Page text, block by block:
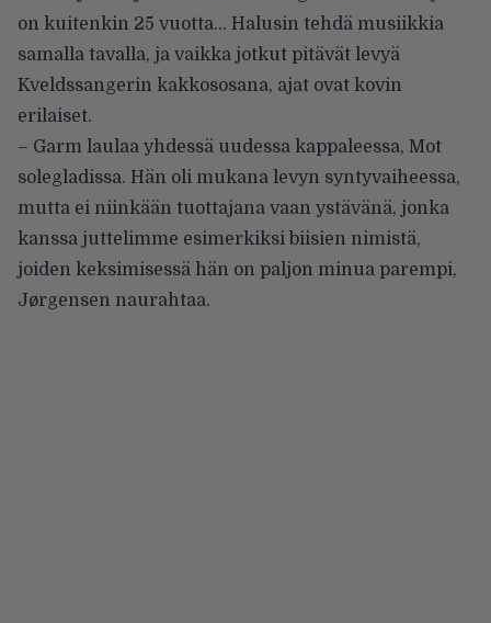
on kuitenkin 25 vuotta… Halusin tehdä musiikkia
samalla tavalla, ja vaikka jotkut pitävät levyä
Kveldssangerin kakkososana, ajat ovat kovin
erilaiset.
– Garm laulaa yhdessä uudessa kappaleessa, Mot
solegladissa. Hän oli mukana levyn syntyvaiheessa,
mutta ei niinkään tuottajana vaan ystävänä, jonka
kanssa juttelimme esimerkiksi biisien nimistä,
joiden keksimisessä hän on paljon minua parempi,
Jørgensen naurahtaa.